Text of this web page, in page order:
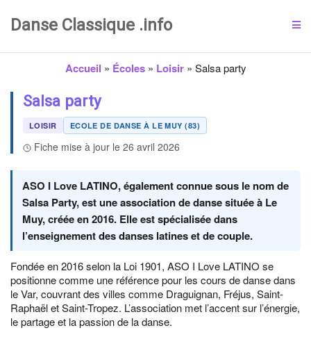
Danse Classique .info
Accueil » Écoles» Loisir» Salsa party
Salsa party
LOISIR ECOLE DE DANSE À LE MUY (83)
Fiche mise à jour le 26 avril 2026
ASO I Love LATINO, également connue sous le nom de
Salsa Party, est une association de danse située à Le
Muy, créée en 2016. Elle est spécialisée dans
l’enseignement des danses latines et de couple.
Fondée en 2016 selon la Loi 1901, ASO I Love LATINO se
positionne comme une référence pour les cours de danse dans
le Var, couvrant des villes comme Draguignan, Fréjus, Saint-
Raphaël et Saint-Tropez. L’association met l’accent sur l’énergie,
le partage et la passion de la danse.